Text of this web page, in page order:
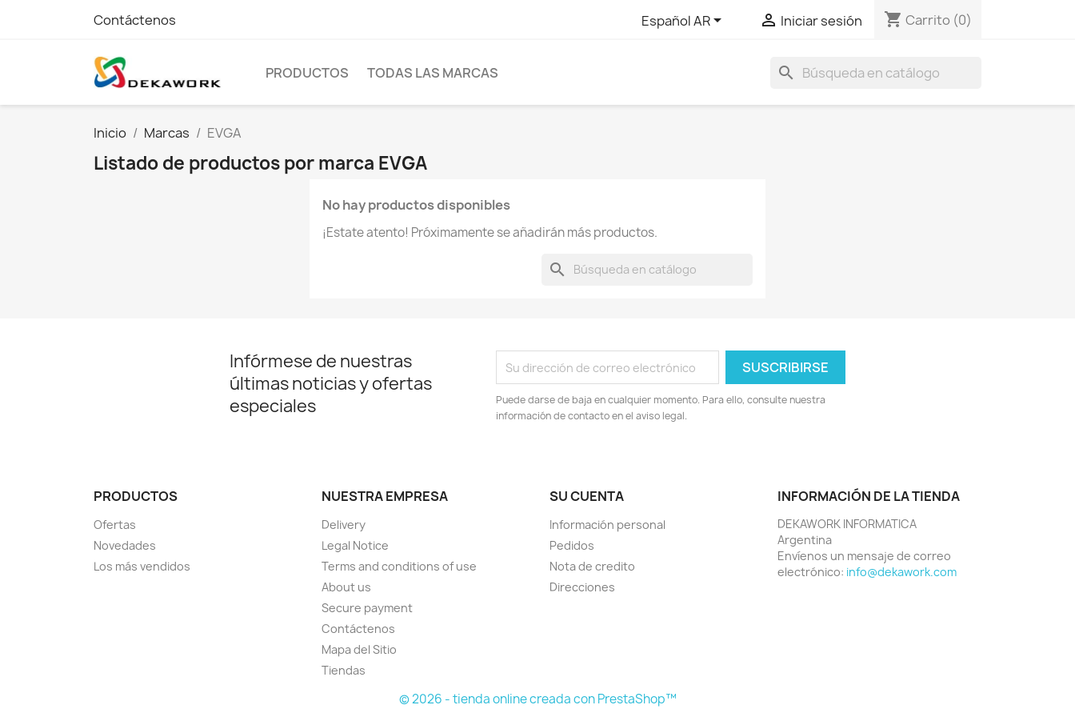
Contáctenos Español AR  Iniciar sesión shopping_cart Carrito (0)
PRODUCTOS TODAS LAS MARCAS search
Inicio Marcas EVGA
Listado de productos por marca EVGA
No hay productos disponibles
¡Estate atento! Próximamente se añadirán más productos.
search
Infórmese de nuestras
últimas noticias y ofertas
especiales
Puede darse de baja en cualquier momento. Para ello, consulte nuestra
información de contacto en el aviso legal.
PRODUCTOS
Ofertas
Novedades
Los más vendidos
NUESTRA EMPRESA
Delivery
Legal Notice
Terms and conditions of use
About us
Secure payment
Contáctenos
Mapa del Sitio
Tiendas
SU CUENTA
Información personal
Pedidos
Nota de credito
Direcciones
INFORMACIÓN DE LA TIENDA
DEKAWORK INFORMATICA
Argentina
Envíenos un mensaje de correo
electrónico: info@dekawork.com
© 2026 - tienda online creada con PrestaShop™